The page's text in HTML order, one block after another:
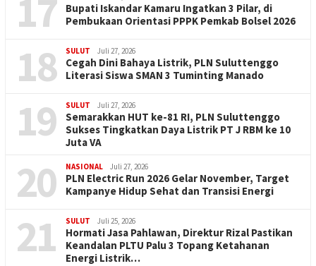
17
Bupati Iskandar Kamaru Ingatkan 3 Pilar, di
Pembukaan Orientasi PPPK Pemkab Bolsel 2026
18 SULUT Juli 27, 2026
Cegah Dini Bahaya Listrik, PLN Suluttenggo
Literasi Siswa SMAN 3 Tuminting Manado
19 SULUT Juli 27, 2026
Semarakkan HUT ke-81 RI, PLN Suluttenggo
Sukses Tingkatkan Daya Listrik PT J RBM ke 10
Juta VA
20 NASIONAL Juli 27, 2026
PLN Electric Run 2026 Gelar November, Target
Kampanye Hidup Sehat dan Transisi Energi
21 SULUT Juli 25, 2026
Hormati Jasa Pahlawan, Direktur Rizal Pastikan
Keandalan PLTU Palu 3 Topang Ketahanan
Energi Listrik…